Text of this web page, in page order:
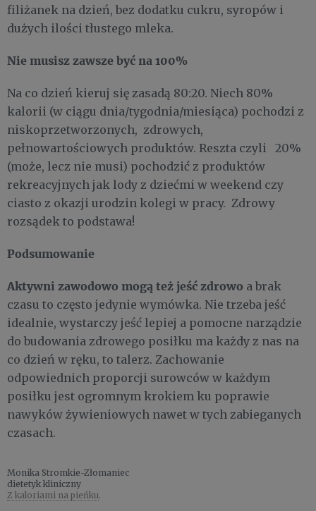
filiżanek na dzień, bez dodatku cukru, syropów i
dużych ilości tłustego mleka.
Nie musisz zawsze być na 100%
Na co dzień kieruj się zasadą 80:20. Niech 80%
kalorii (w ciągu dnia/tygodnia/miesiąca) pochodzi z
niskoprzetworzonych, zdrowych,
pełnowartościowych produktów. Reszta czyli 20%
(może, lecz nie musi) pochodzić z produktów
rekreacyjnych jak lody z dziećmi w weekend czy
ciasto z okazji urodzin kolegi w pracy. Zdrowy
rozsądek to podstawa!
Podsumowanie
Aktywni zawodowo mogą też jeść zdrowo a brak
czasu to często jedynie wymówka. Nie trzeba jeść
idealnie, wystarczy jeść lepiej a pomocne narządzie
do budowania zdrowego posiłku ma każdy z nas na
co dzień w ręku, to talerz. Zachowanie
odpowiednich proporcji surowców w każdym
posiłku jest ogromnym krokiem ku poprawie
nawyków żywieniowych nawet w tych zabieganych
czasach.
Monika Stromkie-Złomaniec
dietetyk kliniczny
Z kaloriami na pieńku.